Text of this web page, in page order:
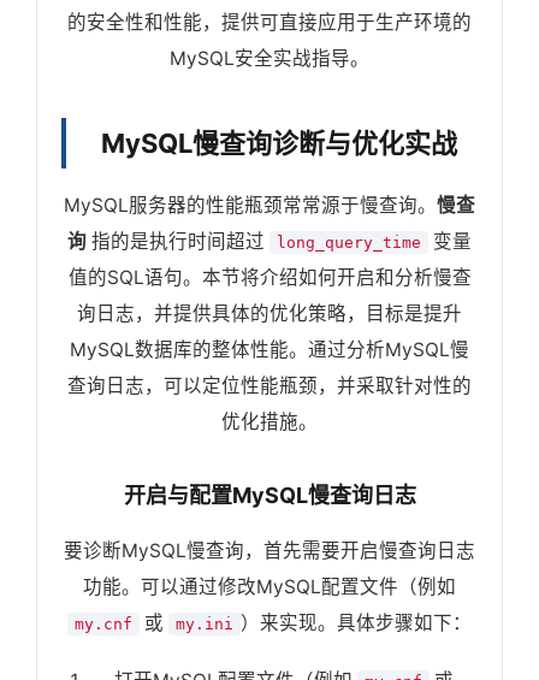
的安全性和性能，提供可直接应用于生产环境的
MySQL安全实战指导。
MySQL慢查询诊断与优化实战
MySQL服务器的性能瓶颈常常源于慢查询。 慢查
询 指的是执行时间超过 long_query_time
变量
值的SQL语句。本节将介绍如何开启和分析慢查
询日志，并提供具体的优化策略，目标是提升
MySQL数据库的整体性能。通过分析MySQL慢
查询日志，可以定位性能瓶颈，并采取针对性的
优化措施。
开启与配置MySQL慢查询日志
要诊断MySQL慢查询，首先需要开启慢查询日志
功能。可以通过修改MySQL配置文件（例如
my.cnf 或 my.ini ）来实现。具体步骤如下：